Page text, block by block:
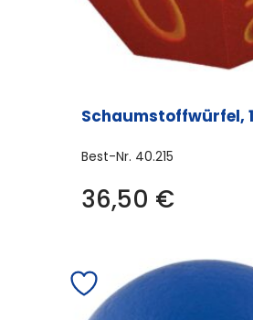
Schaumstoffwürfel,
Best-Nr. 40.215
36,50 €